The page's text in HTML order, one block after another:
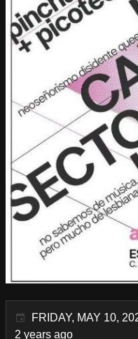
FRIDAY, MAY 10,
2 years ago